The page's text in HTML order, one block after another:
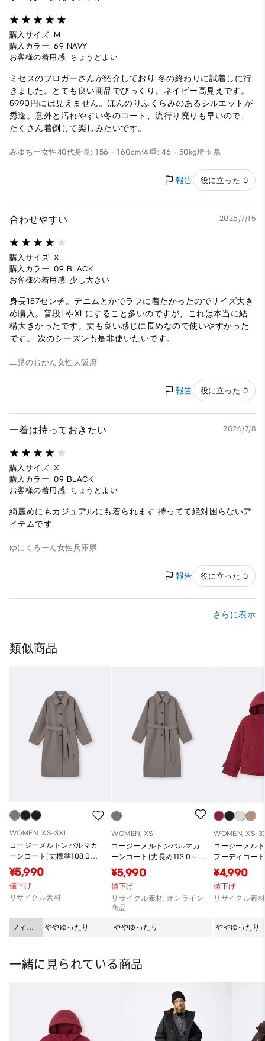
購入サイズ: M
購入カラー: 69 NAVY
お客様の着用感: ちょうどよい
ミセスのブロガーさんが紹介しており 冬の終わりに試着しに行
きました。とても良い商品でびっくり。ネイビー高見えです。
5990円には見えません。ほんのりふくらみのあるシルエットが
秀逸。意外と汚れやすい冬のコート、流行り廃りも早いので、
たくさん着倒して楽しみたいです。
みゆちー女性40代身長: 156 - 160cm体重: 46 - 50kg埼玉県
報告 役に立った 0
合わせやすい 2026/7/15
購入サイズ: XL
購入カラー: 09 BLACK
お客様の着用感: 少し大きい
身長157センチ。デニムとかでラフに着たかったのでサイズ大き
め購入。普段LやXLにすること多いのですが、これは本当に結
構大きかったです。丈も良い感じに長めなので使いやすかった
です。 次のシーズンも是非使いたいです。
二児のおかん女性 大阪府
報告 役に立った 0
一着は持っておきたい 2026/7/8
購入サイズ: XL
購入カラー: 09 BLACK
お客様の着用感: ちょうどよい
綺麗めにもカジュアルにも着られます 持ってて絶対困らないア
イテムです
ゆにくろーん女性兵庫県
報告 役に立った 0
さらに表示
類似商品
WOMEN, XS-3XL
コージーメルトンバルマカ
ーンコート(丈標準108.0～
115.0cm)
¥5,990
値下げ
リサイクル素材
フィッ
ト
ややゆったり
WOMEN, XS
コージーメルトンバルマカ
ーンコート(丈長め113.0～
120.0cm)
¥5,990
値下げ
リサイクル素材, オンライン
商品
ややゆったり
WOMEN, XS-
コージーメル
フーディコー
商品)
¥4,990
値下げ
リサイクル素材
ややゆったり
一緒に見られている商品